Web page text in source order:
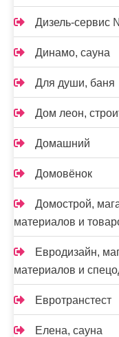
Дизель-сервис
Динамо, сауна
Для души, баня
Дом леон,
Домашний
Домовёнок
Домострой,
материалов и
Евродизайн,
материалов и
Евротранстест
Елена, сауна